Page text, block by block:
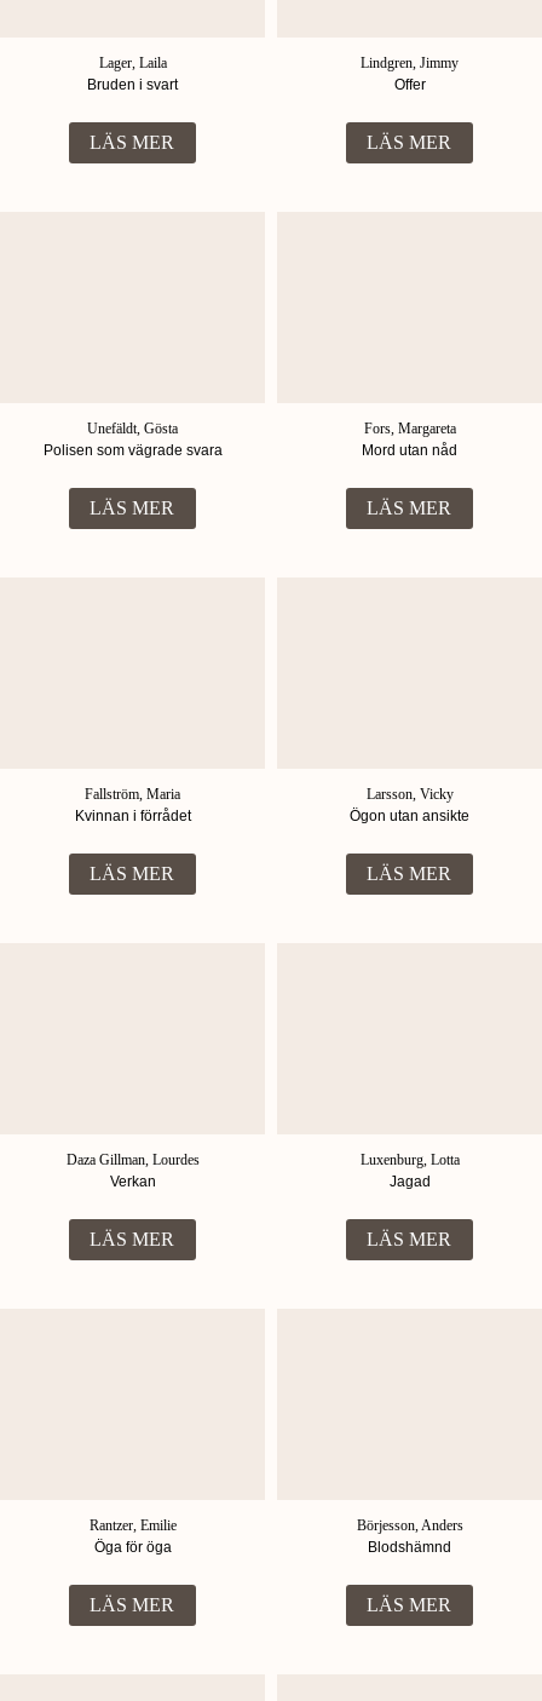
Lager, Laila
Bruden i svart
LÄS MER
Lindgren, Jimmy
Offer
LÄS MER
Unefäldt, Gösta
Polisen som vägrade svara
LÄS MER
Fors, Margareta
Mord utan nåd
LÄS MER
Fallström, Maria
Kvinnan i förrådet
LÄS MER
Larsson, Vicky
Ögon utan ansikte
LÄS MER
Daza Gillman, Lourdes
Verkan
LÄS MER
Luxenburg, Lotta
Jagad
LÄS MER
Rantzer, Emilie
Öga för öga
LÄS MER
Börjesson, Anders
Blodshämnd
LÄS MER